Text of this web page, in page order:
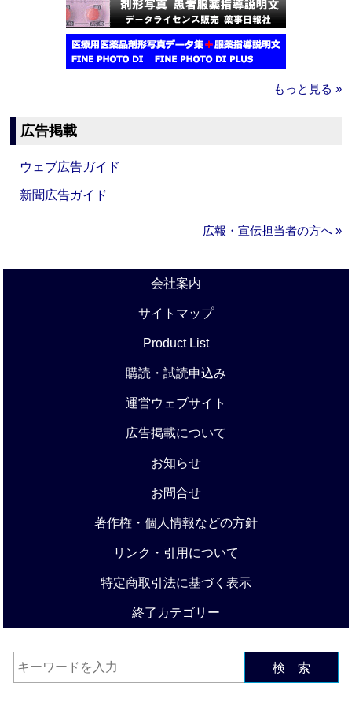
もっと見る »
広告掲載
ウェブ広告ガイド
新聞広告ガイド
広報・宣伝担当者の方へ »
会社案内
サイトマップ
Product List
購読・試読申込み
運営ウェブサイト
広告掲載について
お知らせ
お問合せ
著作権・個人情報などの方針
リンク・引用について
特定商取引法に基づく表示
終了カテゴリー
検 索